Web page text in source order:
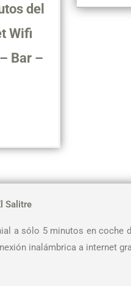
del
Wifi
Bar –
Salitre
a sólo 5 minutos en coche
inalámbrica a internet